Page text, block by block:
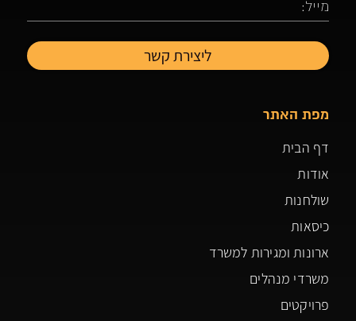
מפת האתר
דף הבית
אודות
שולחנות
כיסאות
ארונות ומגירות למשרד
משרדי מנהלים
פרויקטים